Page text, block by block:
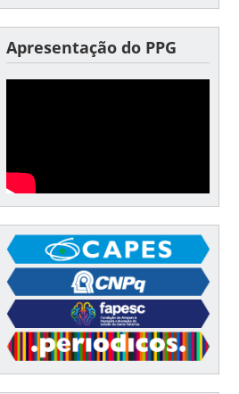
Apresentação do PPG